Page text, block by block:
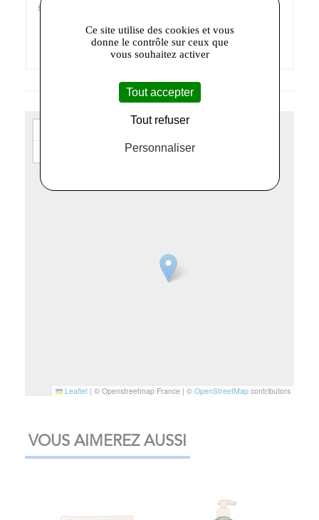
sociaux
Leaflet | © Openstreetmap France | © OpenStreetMap contributors
VOUS AIMEREZ AUSSI
Ce site utilise des cookies et vous
donne le contrôle sur ceux que
vous souhaitez activer
Tout accepter
Tout refuser
Personnaliser